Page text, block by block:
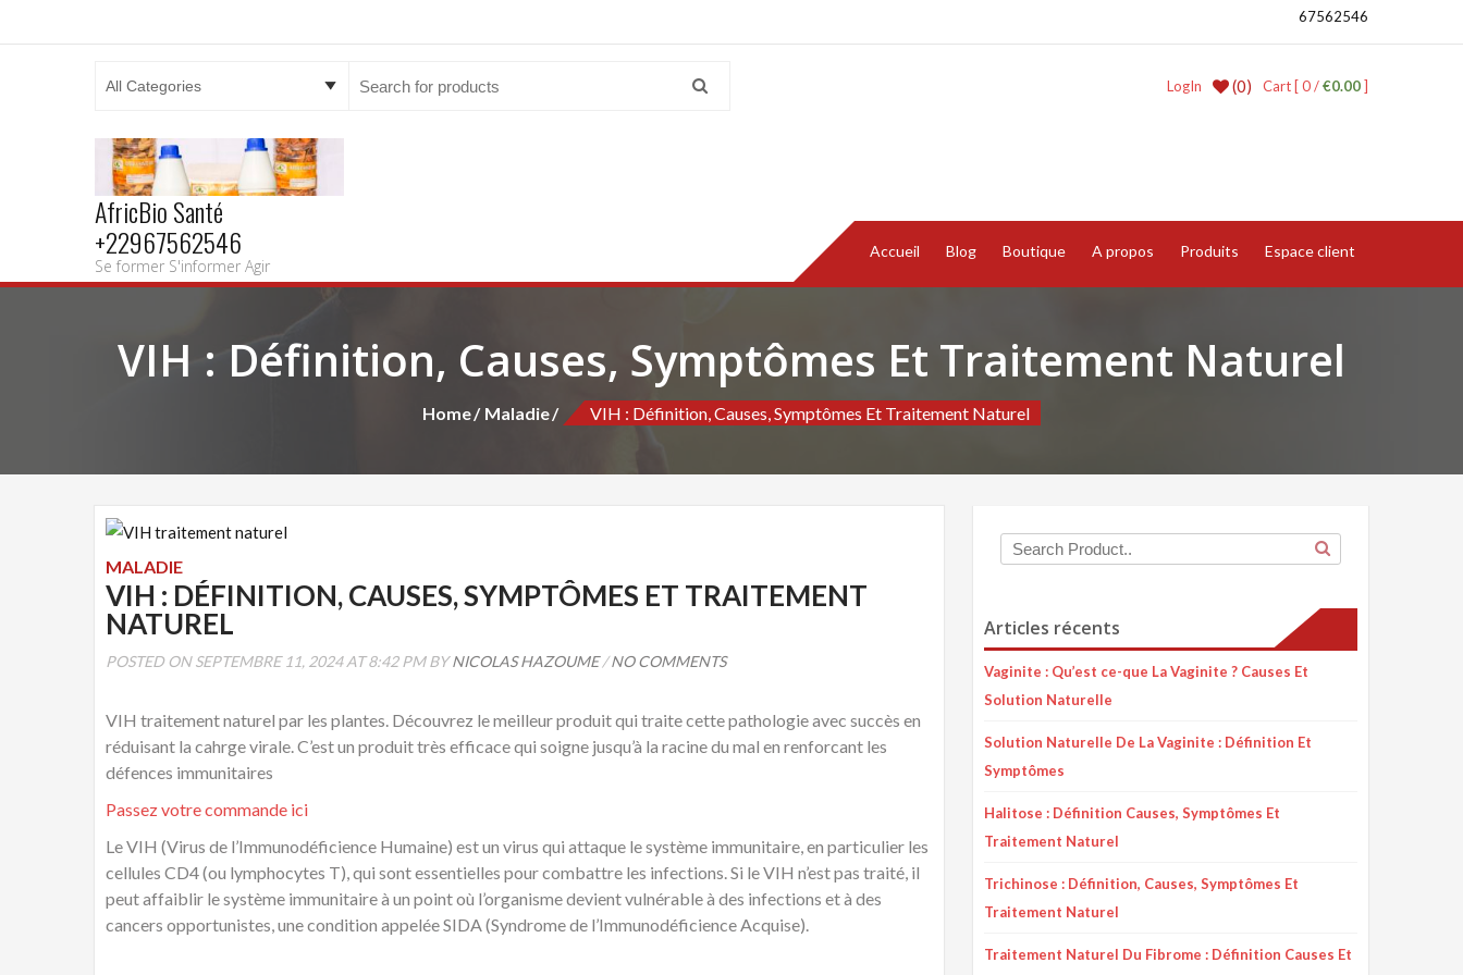
67562546
Cart [ 0 /€0.00]
(0)
LogIn
AfricBio Santé
+22967562546
Se former S'informer Agir
Accueil Blog Boutique A propos Produits Espace client
VIH : Définition, Causes, Symptômes Et Traitement Naturel
Home Maladie VIH : Définition, Causes, Symptômes Et Traitement Naturel
MALADIE
VIH : DÉFINITION, CAUSES, SYMPTÔMES ET TRAITEMENT
NATUREL
POSTED ON SEPTEMBRE 11, 2024 AT 8:42 PM BYNICOLAS HAZOUME/NO COMMENTS
VIH traitement naturel par les plantes. Découvrez le meilleur produit qui traite cette pathologie avec succès en
réduisant la cahrge virale. C’est un produit très efficace qui soigne jusqu’à la racine du mal en renforcant les
défences immunitaires
Passez votre commande ici
Le VIH (Virus de l’Immunodéficience Humaine) est un virus qui attaque le système immunitaire, en particulier les
cellules CD4 (ou lymphocytes T), qui sont essentielles pour combattre les infections. Si le VIH n’est pas traité, il
peut affaiblir le système immunitaire à un point où l’organisme devient vulnérable à des infections et à des
cancers opportunistes, une condition appelée SIDA (Syndrome de l’Immunodéficience Acquise).
Articles récents
Vaginite : Qu’est ce-que La Vaginite ? Causes Et
Solution Naturelle
Solution Naturelle De La Vaginite : Définition Et
Symptômes
Halitose : Définition Causes, Symptômes Et
Traitement Naturel
Trichinose : Définition, Causes, Symptômes Et
Traitement Naturel
Traitement Naturel Du Fibrome : Définition Causes Et